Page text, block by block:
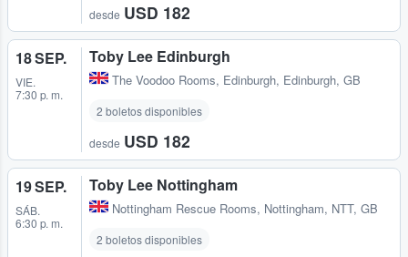
desde USD 182
18 SEP.
VIE.
7:30 p. m.
Toby Lee Edinburgh
The Voodoo Rooms, Edinburgh, Edinburgh, GB
2 boletos disponibles
desde USD 182
19 SEP.
SÁB.
6:30 p. m.
Toby Lee Nottingham
Nottingham Rescue Rooms, Nottingham, NTT, GB
2 boletos disponibles